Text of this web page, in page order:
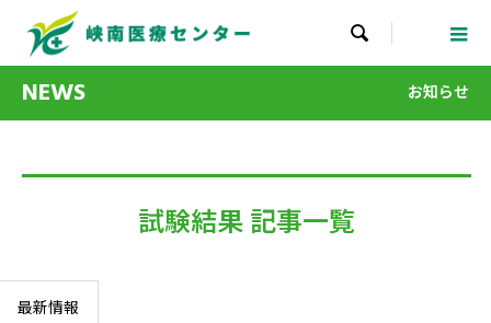

NEWS お知らせ
試験結果 記事一覧
最新情報